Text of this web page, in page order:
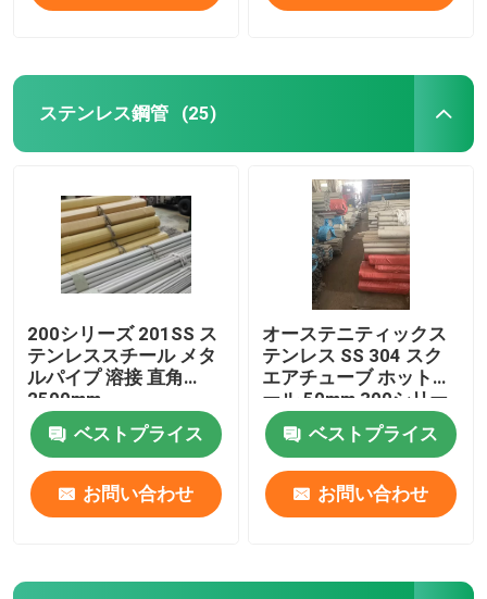
ステンレス鋼管 (25)
200シリーズ 201SS ス
テンレススチール メタ
ルパイプ 溶接 直角
2500mm
ベストプライス
お問い合わせ
オーステニティックス
テンレス SS 304 スク
エアチューブ ホットロ
ール 50mm 300シリー
ズ
ベストプライス
お問い合わせ